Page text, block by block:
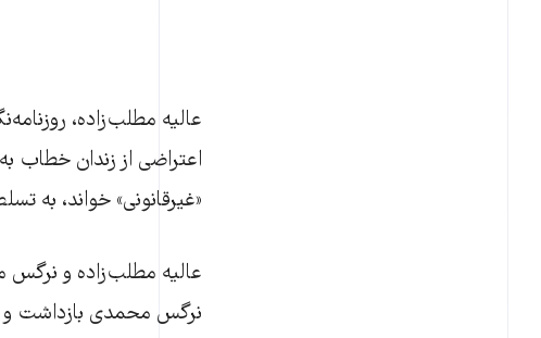
عالیه مطلب‌زاده،
اعتراضی از زندان خطاب
«غیرقانونی» خواند، به
نرگس محمدی بازداشت و